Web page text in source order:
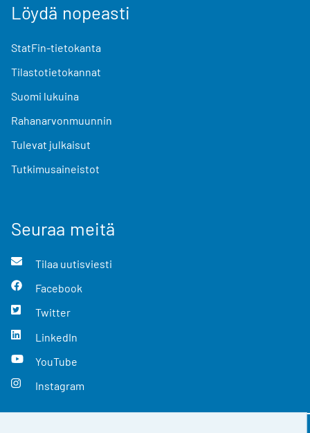
Löydä nopeasti
StatFin-tietokanta
Tilastotietokannat
Suomi lukuina
Rahanarvonmuunnin
Tulevat julkaisut
Tutkimusaineistot
Seuraa meitä
Tilaa uutisviesti
Facebook
Twitter
LinkedIn
YouTube
Instagram